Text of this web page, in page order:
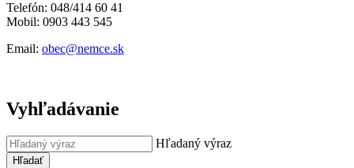
Telefón: 048/414 60 41
Mobil: 0903 443 545
Email: obec@nemce.sk
Vyhľadávanie
Hľadaný výraz
Hľadať